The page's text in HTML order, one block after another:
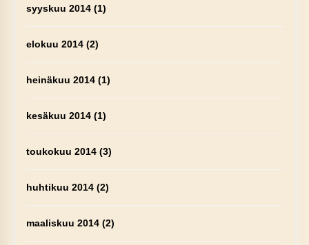
syyskuu 2014(1)
elokuu 2014(2)
heinäkuu 2014(1)
kesäkuu 2014(1)
toukokuu 2014(3)
huhtikuu 2014(2)
maaliskuu 2014(2)